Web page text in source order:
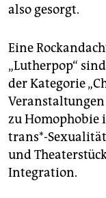
also gesorgt.
Eine
„Lutherpop“
der Kategorie
zu Homophobie
trans*-
und
Integration.